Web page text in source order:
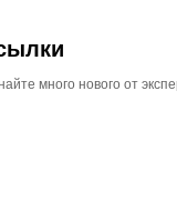
много нового от